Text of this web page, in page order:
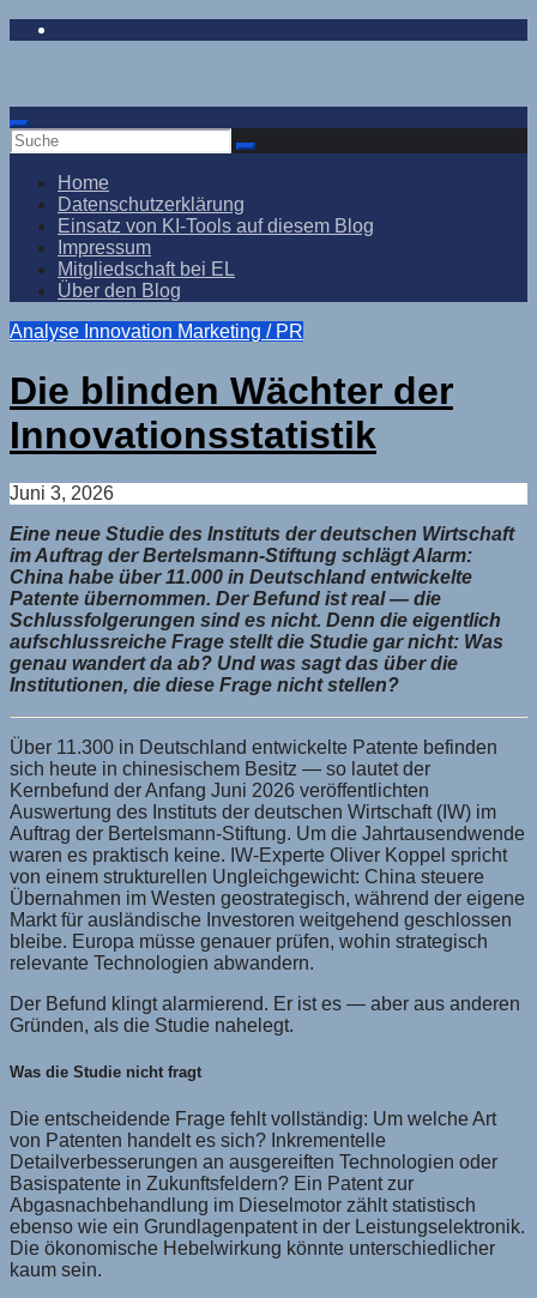
Zum
Home
Datenschutzerklärung
Einsatz von KI-Tools auf diesem Blog
Impressum
Mitgliedschaft bei EL
Über den Blog
Analyse Innovation Marketing / PR
Die blinden Wächter der
Innovationsstatistik
Juni 3, 2026
Eine neue Studie des Instituts der deutschen Wirtschaft
im Auftrag der Bertelsmann-Stiftung schlägt Alarm:
China habe über 11.000 in Deutschland entwickelte
Patente übernommen. Der Befund ist real — die
Schlussfolgerungen sind es nicht. Denn die eigentlich
aufschlussreiche Frage stellt die Studie gar nicht: Was
genau wandert da ab? Und was sagt das über die
Institutionen, die diese Frage nicht stellen?
Über 11.300 in Deutschland entwickelte Patente befinden
sich heute in chinesischem Besitz — so lautet der
Kernbefund der Anfang Juni 2026 veröffentlichten
Auswertung des Instituts der deutschen Wirtschaft (IW) im
Auftrag der Bertelsmann-Stiftung. Um die Jahrtausendwende
waren es praktisch keine. IW-Experte Oliver Koppel spricht
von einem strukturellen Ungleichgewicht: China steuere
Übernahmen im Westen geostrategisch, während der eigene
Markt für ausländische Investoren weitgehend geschlossen
bleibe. Europa müsse genauer prüfen, wohin strategisch
relevante Technologien abwandern.
Der Befund klingt alarmierend. Er ist es — aber aus anderen
Gründen, als die Studie nahelegt.
Was die Studie nicht fragt
Die entscheidende Frage fehlt vollständig: Um welche Art
von Patenten handelt es sich? Inkrementelle
Detailverbesserungen an ausgereiften Technologien oder
Basispatente in Zukunftsfeldern? Ein Patent zur
Abgasnachbehandlung im Dieselmotor zählt statistisch
ebenso wie ein Grundlagenpatent in der Leistungselektronik.
Die ökonomische Hebelwirkung könnte unterschiedlicher
kaum sein.